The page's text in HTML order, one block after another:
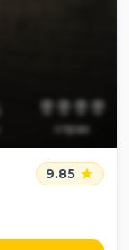
страх
9.85